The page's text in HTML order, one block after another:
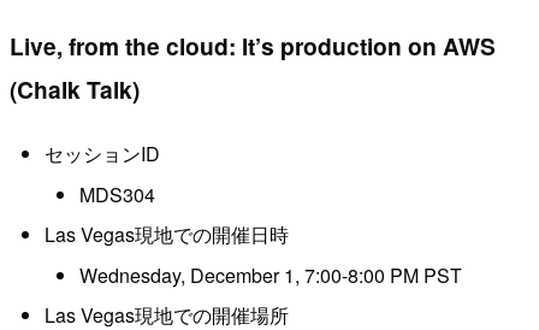
Live, from the cloud: It’s production on AWS
(Chalk Talk)
セッションID
MDS304
Las Vegas現地での開催日時
Wednesday, December 1, 7:00-8:00 PM PST
Las Vegas現地での開催場所